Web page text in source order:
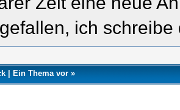
ich schreibe
| Ein Thema vor »